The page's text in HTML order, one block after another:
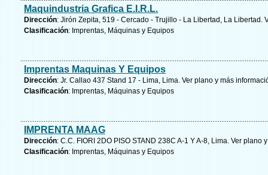
Maquindustria Grafica E.I.R.L.
Dirección: Jirón Zepita, 519 - Cercado - Trujillo - La Libertad, La Libertad.
Clasificación: Imprentas, Máquinas y Equipos
Imprentas Maquinas Y Equipos
Dirección: Jr. Callao 437 Stand 17 - Lima, Lima. Ver plano y más
Clasificación: Imprentas, Máquinas y Equipos
IMPRENTA MAAG
Dirección: C.C. FIORI 2DO PISO STAND 238C A-1 Y A-8, Lima. Ver plano y
Clasificación: Imprentas, Máquinas y Equipos